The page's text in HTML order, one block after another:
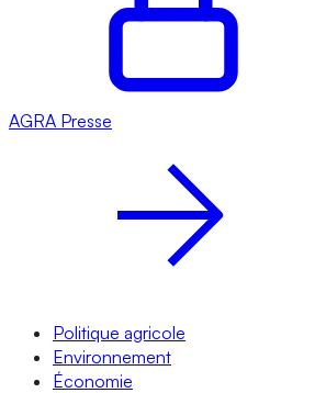
AGRA Presse
Politique agricole
Environnement
Économie